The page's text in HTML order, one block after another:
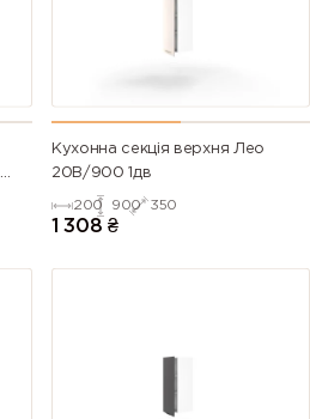
Кухонна секція верхня Лео
20В/900 1дв
200 900 350
1 308 ₴